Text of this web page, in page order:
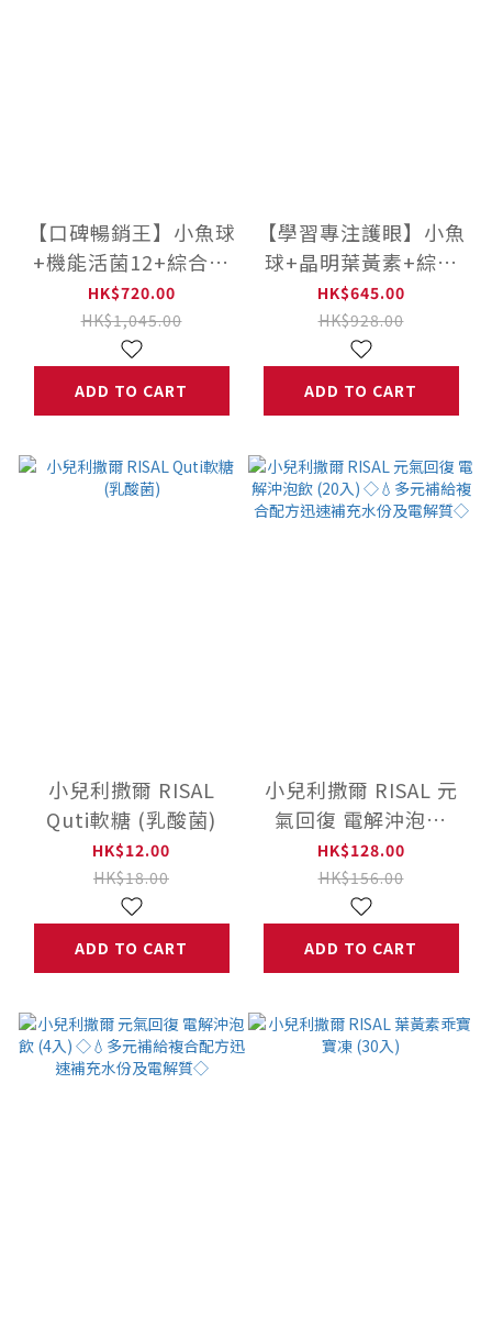
【口碑暢銷王】小魚球
+機能活菌12+綜合乳
鐵
HK$720.00
HK$1,045.00
ADD TO CART
【學習專注護眼】小魚
球+晶明葉黃素+綜合
乳鐵
HK$645.00
HK$928.00
ADD TO CART
小兒利撒爾 RISAL
Quti軟糖 (乳酸菌)
HK$12.00
HK$18.00
ADD TO CART
小兒利撒爾 RISAL 元
氣回復 電解沖泡飲
(20入) ◇💧多元補給
複合配方迅速補充水份
及電解質◇
HK$128.00
HK$156.00
ADD TO CART